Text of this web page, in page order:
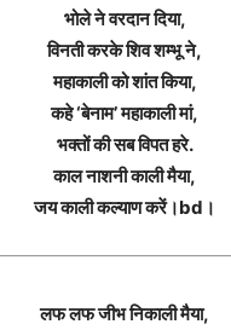
भोले ने वरदान दिया,
विनती करके शिव शम्भू ने,
महाकाली को शांत किया,
कहे ‘बेनाम’ महाकाली मां,
भक्तों की सब विपत हरे.
काल नाशनी काली मैया,
जय काली कल्याण करें।bd।
लफ लफ जीभ निकाली मैया,